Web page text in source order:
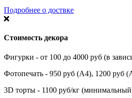
Подробнее о доствке
Стоимость декора
Фигурки - от 100 до 4000 руб (в
Фотопечать - 950 руб (А4), 1200 руб
3D торты - 1100 руб/кг (минимальный